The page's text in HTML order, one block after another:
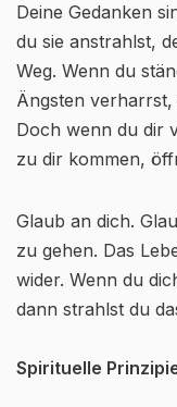
Deine Gedanken
du sie anstrahlst,
Weg. Wenn du
Ängsten
Doch wenn du dir
zu dir kommen,
Glaub an dich.
zu gehen. Das
wider. Wenn du
dann strahlst du
Spirituelle